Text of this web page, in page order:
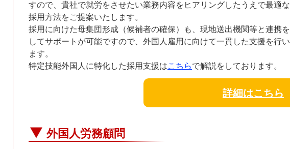
すので、貴社で就労をさせたい業務内容をヒアリングしたうえで最適な
採用方法をご提案いたします。
採用に向けた母集団形成（候補者の確保）も、現地送出機関等と連携を
してサポートが可能ですので、外国人雇用に向けて一貫した支援を行い
ます。
特定技能外国人に特化した採用支援はこちらで解説をしております。
詳細はこちら
外国人労務顧問